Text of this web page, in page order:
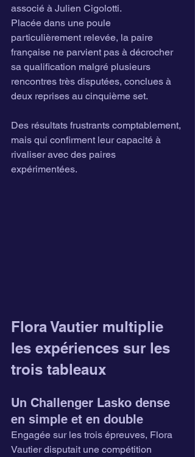
associé à Julien Cigolotti.
Placée dans une poule
particulièrement relevée, la paire
française ne parvient pas à décrocher
sa qualification malgré plusieurs
rencontres très disputées, conclues à
deux reprises au cinquième set.
Des résultats frustrants comptablement,
mais qui confirment leur capacité à
rivaliser avec des paires
expérimentées.
Flora Vautier multiplie
les expériences sur les
trois tableaux
Un Challenger Lasko dense
en simple et en double
Engagée sur les trois épreuves, Flora
Vautier disputait une compétition